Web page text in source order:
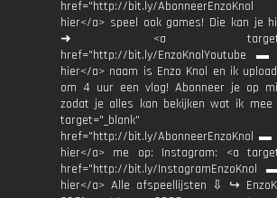
href="http://bit.ly/
hier</a> speel ook games! Die kan je
➜ <a
href="http://bit.ly/EnzoKnolYoutube ▬
hier</a> naam is Enzo Knol en ik
om 4 uur een vlog! Abonneer je op
zodat je alles kan bekijken wat ik mee
target="_blank"
href="http://bit.ly/AbonneerEnzoKnol ▬
hier</a> me op: Instagram: <a
href="http://bit.ly/InstagramEnzoKnol
hier</a> Alle afspeellijsten ⇩ ↪